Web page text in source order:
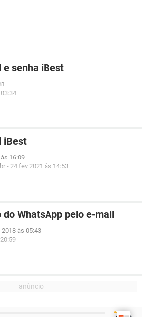
e senha iBest
iBest
16:09
- 24 fev 2021 às 14:53
do WhatsApp pelo e-mail
2018 às 05:43